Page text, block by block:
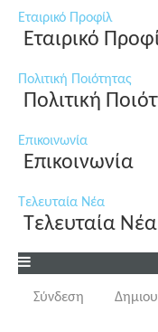
Εταιρικό Προφίλ
Εταιρικό
Πολιτική Ποιότητας
Πολιτική
Επικοινωνία
Επικοινωνία
Τελευταία Νέα
Τελευταία Νέα
Σύνδεση